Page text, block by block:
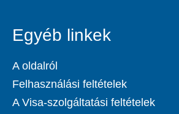
Egyéb linkek
A oldalról
Felhasználási feltételek
A Visa-szolgáltatási feltételek